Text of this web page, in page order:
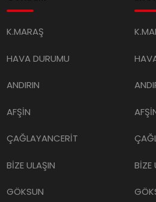
K.MARAŞ
HAVA DURUMU
ANDIRIN
AFŞİN
ÇAĞLAYANCERİT
BİZE ULAŞIN
GÖKSUN
BİZE